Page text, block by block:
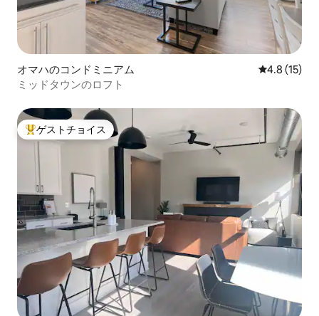
オマハのコンドミニアム レビュー15
4.8 (15)
ミッドタウンのロフト
大好評のゲストチョイスです。
ゲストチョイス